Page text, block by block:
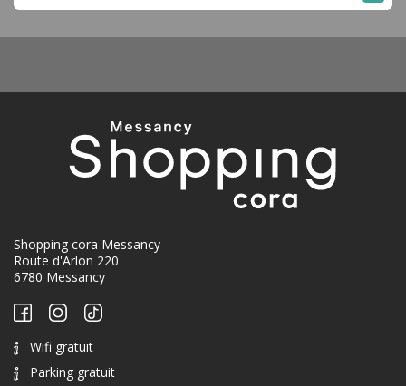
Shopping cora Messancy
Route d'Arlon 220
6780 Messancy
Wifi gratuit
Parking gratuit